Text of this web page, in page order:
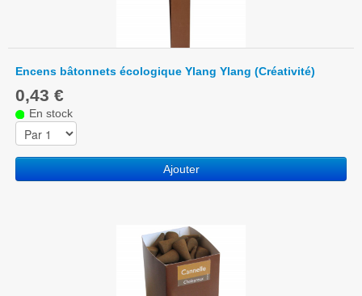
Encens bâtonnets écologique Ylang Ylang (Créativité)
0,43 €
En stock
Ajouter